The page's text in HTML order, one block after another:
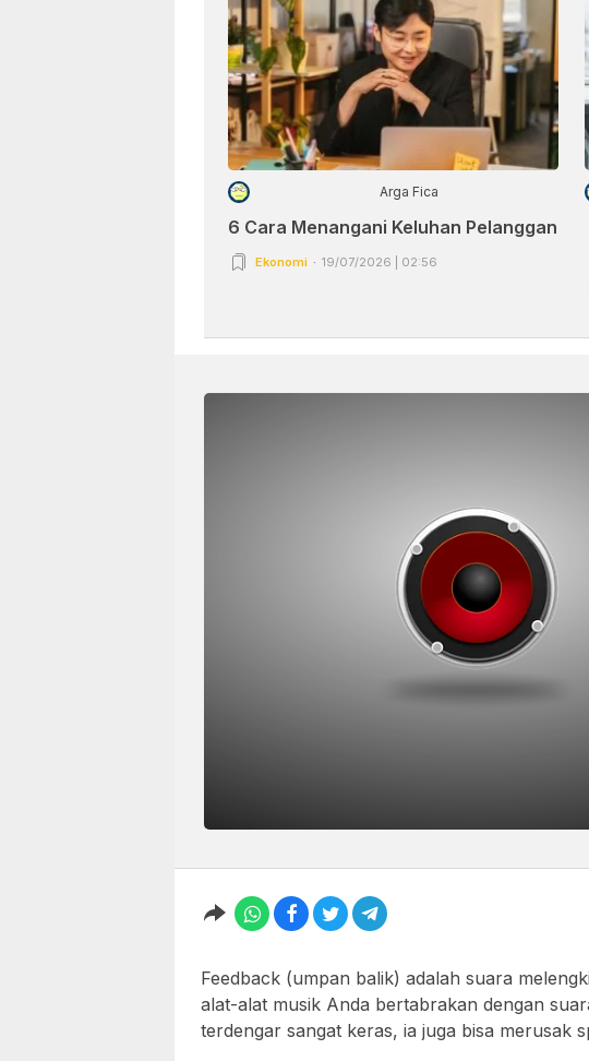
Arga Fica
6 Cara Menangani Keluhan Pelanggan
Ekonomi 19/07/2026 | 02:56
Feedback (umpan balik) adalah suara
alat-alat musik Anda bertabrakan dengan
terdengar sangat keras, ia juga bisa merusak